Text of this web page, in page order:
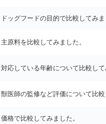
ドッグフードの目的で比較してみま
主原料を比較してみました。
対応している年齢について比較して
獣医師の監修など評価について比較
価格で比較してみました。